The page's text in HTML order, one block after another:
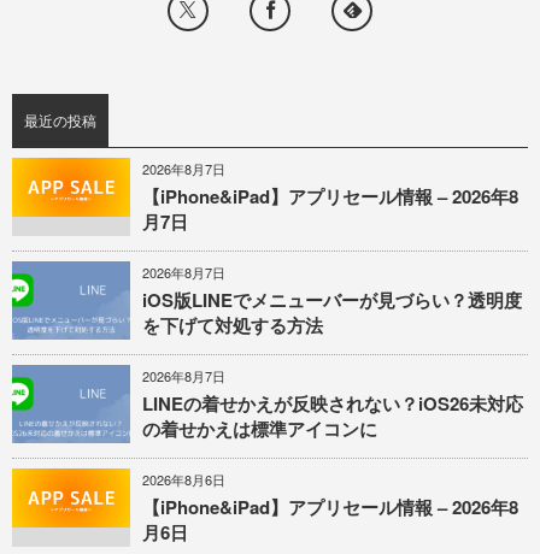
最近の投稿
2026年8月7日
【iPhone&iPad】アプリセール情報 – 2026年8
月7日
2026年8月7日
iOS版LINEでメニューバーが見づらい？透明度
を下げて対処する方法
2026年8月7日
LINEの着せかえが反映されない？iOS26未対応
の着せかえは標準アイコンに
2026年8月6日
【iPhone&iPad】アプリセール情報 – 2026年8
月6日